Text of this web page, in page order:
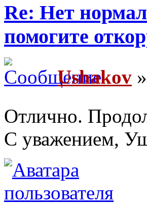
Re: Нет
помогите
Ushakov
Отлично.
С уважением,